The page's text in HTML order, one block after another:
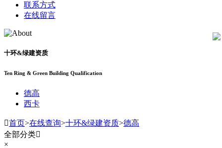
联系方式
在线留言
十环&绿建资质
Ten Ring & Green Building Qualification
德高
西卡
首页>在线查询>十环&绿建资质>德高
全部分类
×